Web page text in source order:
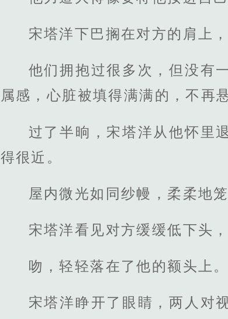
宋塔洋下巴搁在对方的肩上
他们拥抱过很多次，但没有
属感，心脏被填得满满的，不再
过了半晌，宋塔洋从他怀里
得很近。
屋内微光如同纱幔，柔柔地
宋塔洋看见对方缓缓低下头
吻，轻轻落在了他的额头上。
宋塔洋睁开了眼睛，两人对